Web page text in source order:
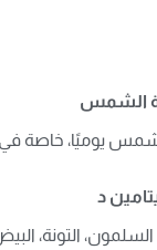
الشمس
د
التونة،